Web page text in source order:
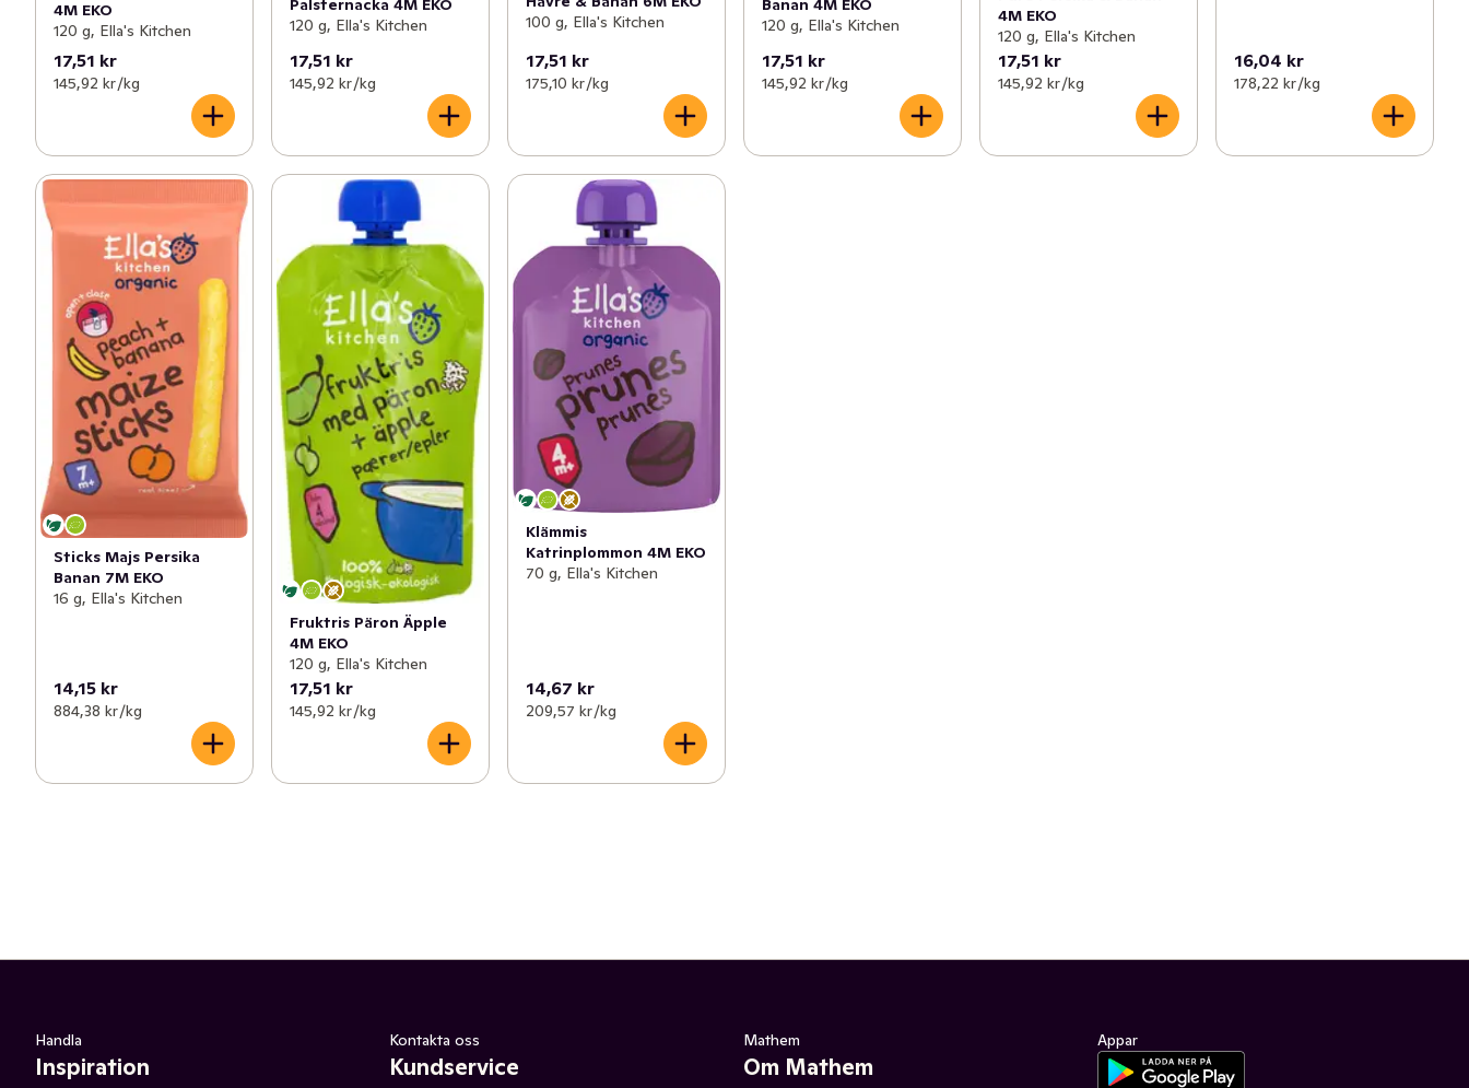
4M EKO
120 g, Ella's Kitchen
17,51 kr
145,92 kr /kg
Palsternacka 4M EKO
120 g, Ella's Kitchen
17,51 kr
145,92 kr /kg
100 g, Ella's Kitchen
17,51 kr
175,10 kr /kg
Banan 4M EKO
120 g, Ella's Kitchen
17,51 kr
145,92 kr /kg
4M EKO
120 g, Ella's Kitchen
17,51 kr
145,92 kr /kg
16,04 kr
178,22 kr /kg
Sticks Majs Persika
Banan 7M EKO
16 g, Ella's Kitchen
14,15 kr
884,38 kr /kg
Fruktris Päron Äpple
4M EKO
120 g, Ella's Kitchen
17,51 kr
145,92 kr /kg
Klämmis
Katrinplommon 4M EKO
70 g, Ella's Kitchen
14,67 kr
209,57 kr /kg
Handla
Inspiration
Kontakta oss
Kundservice
Mathem
Om Mathem
Appar